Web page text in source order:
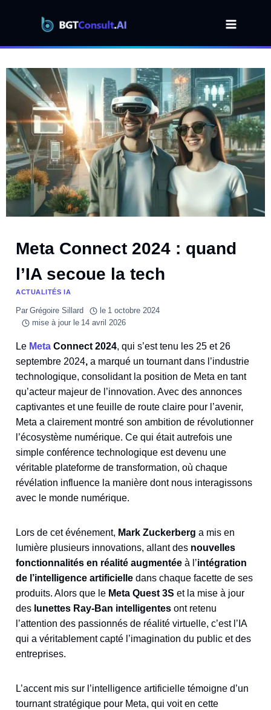
Meta Connect 2024 : quand
l’IA secoue la tech
ACTUALITÉS IA
Par Grégoire Sillard le 1 octobre 2024
mise à jour le 14 avril 2026
Le Meta Connect 2024, qui s’est tenu les 25 et 26
septembre 2024, a marqué un tournant dans l’industrie
technologique, consolidant la position de Meta en tant
qu’acteur majeur de l’innovation. Avec des annonces
captivantes et une feuille de route claire pour l’avenir,
Meta a clairement montré son ambition de révolutionner
l’écosystème numérique. Ce qui était autrefois une
simple conférence technologique est devenu une
véritable plateforme de transformation, où chaque
révélation influence la manière dont nous interagissons
avec le monde numérique.
Lors de cet événement, Mark Zuckerberg a mis en
lumière plusieurs innovations, allant des nouvelles
fonctionnalités en réalité augmentée à l’intégration
de l’intelligence artificielle dans chaque facette de ses
produits. Alors que le Meta Quest 3S et la mise à jour
des lunettes Ray-Ban intelligentes ont retenu
l’attention des passionnés de réalité virtuelle, c’est l’IA
qui a véritablement capté l’imagination du public et des
entreprises.
L’accent mis sur l’intelligence artificielle témoigne d’un
tournant stratégique pour Meta, qui voit en cette